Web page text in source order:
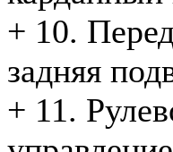
+ 10.
задняя
+ 11.